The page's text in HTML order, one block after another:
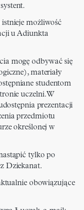
możliwość
u Adiunkta
mogę odbywać się
materiały
studentom
uczelni. W
prezentacji
przedmiotu
określonej w
tylko po
Dziekanat.
obowiązujące